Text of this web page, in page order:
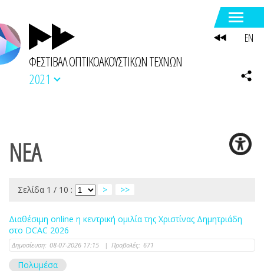
ΦΕΣΤΙΒΑΛ ΟΠΤΙΚΟΑΚΟΥΣΤΙΚΩΝ ΤΕΧΝΩΝ
2021
NEA
Σελίδα 1 / 10 : > >>
Διαθέσιμη online η κεντρική ομιλία της Χριστίνας Δημητριάδη
στο DCAC 2026
Δημοσίευση: 08-07-2026 17:15 | Προβολές: 671
Πολυμέσα
EN